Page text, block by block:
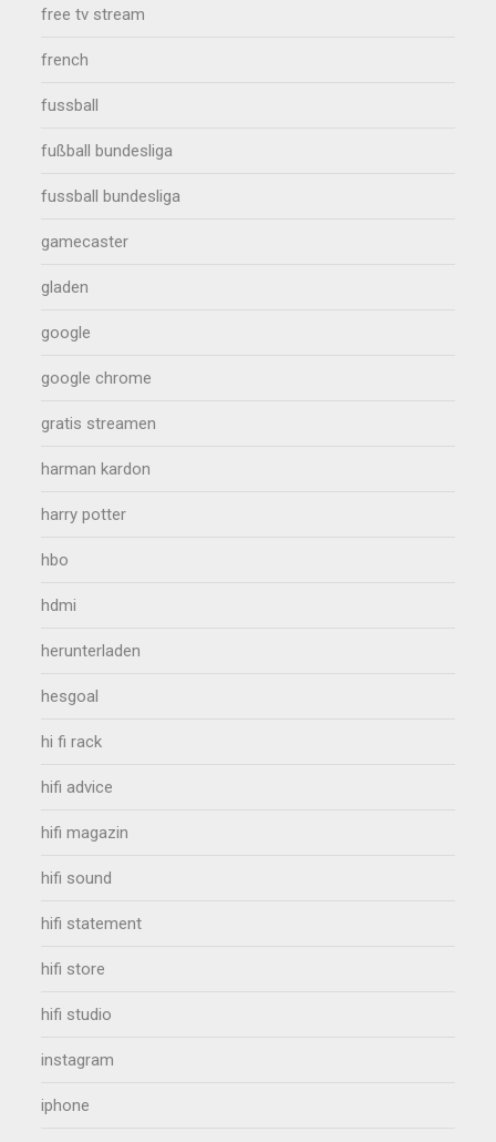
free tv stream
french
fussball
fußball bundesliga
fussball bundesliga
gamecaster
gladen
google
google chrome
gratis streamen
harman kardon
harry potter
hbo
hdmi
herunterladen
hesgoal
hi fi rack
hifi advice
hifi magazin
hifi sound
hifi statement
hifi store
hifi studio
instagram
iphone